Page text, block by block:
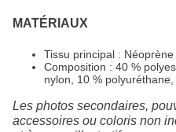
MATÉRIAUX
Tissu principal : Néoprène
Composition : 40 %
nylon, 10 %
Les photos secondaires,
accessoires ou coloris non